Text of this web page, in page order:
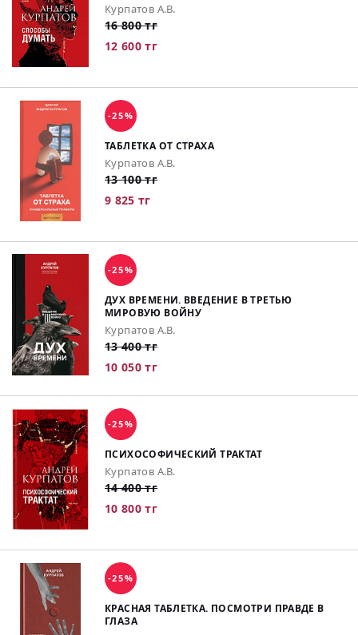
Курпатов А.В.
16 800 тг
12 600 тг
-25%
ТАБЛЕТКА ОТ СТРАХА
Курпатов А.В.
13 100 тг
9 825 тг
-25%
ДУХ ВРЕМЕНИ. ВВЕДЕНИЕ В ТРЕТЬЮ
МИРОВУЮ ВОЙНУ
Курпатов А.В.
13 400 тг
10 050 тг
-25%
ПСИХОСОФИЧЕСКИЙ ТРАКТАТ
Курпатов А.В.
14 400 тг
10 800 тг
-25%
КРАСНАЯ ТАБЛЕТКА. ПОСМОТРИ ПРАВДЕ В
ГЛАЗА